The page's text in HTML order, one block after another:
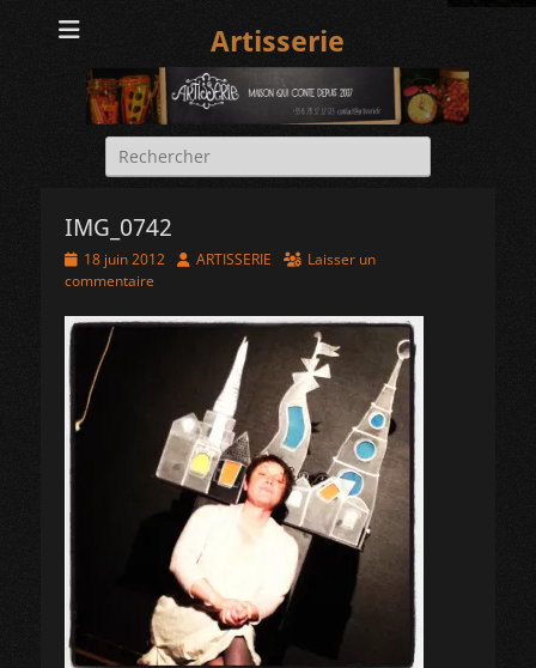
Artisserie
Rechercher :
IMG_0742
Posted
on
18 juin 2012 Author
ARTISSERIE
Laisser un
commentaire